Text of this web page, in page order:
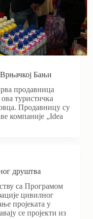
Бањи
продавница
туристичка
Продавницу су
компаније „Idea
друштва
са Програмом
цивилног
пројеката у
се пројекти из